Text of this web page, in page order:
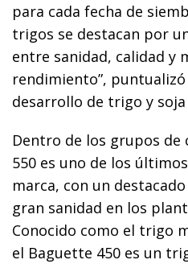
para cada fecha de
trigos se destacan por
entre sanidad, calidad y
rendimiento”,
desarrollo de trigo y
Dentro de los grupos
550 es uno de los
marca, con un
gran sanidad en los
Conocido como el trigo
el Baguette 450 es un